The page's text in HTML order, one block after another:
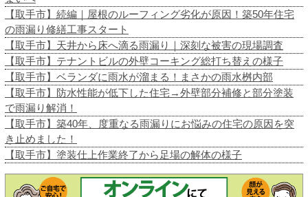
【取手市】続編｜屋根のルーフィング劣化が原因！築50年住宅
の雨漏り修繕工事スタート
【取手市】天井から床へ滴る雨漏り｜深刻な被害の現場調査
【取手市】テナントビルの外壁コーキング総打ち替えの様子
【取手市】ベランダに雨水が溜まる！まさかの雨水桝内部
【取手市】防水性能が低下した住宅→外壁部分補修と部分塗装
で雨漏り解消！
【取手市】築40年、度重なる雨漏りにお悩みの住宅の原因を突
き止めました！
【取手市】塗装仕上作業終了から足場の解体の様子